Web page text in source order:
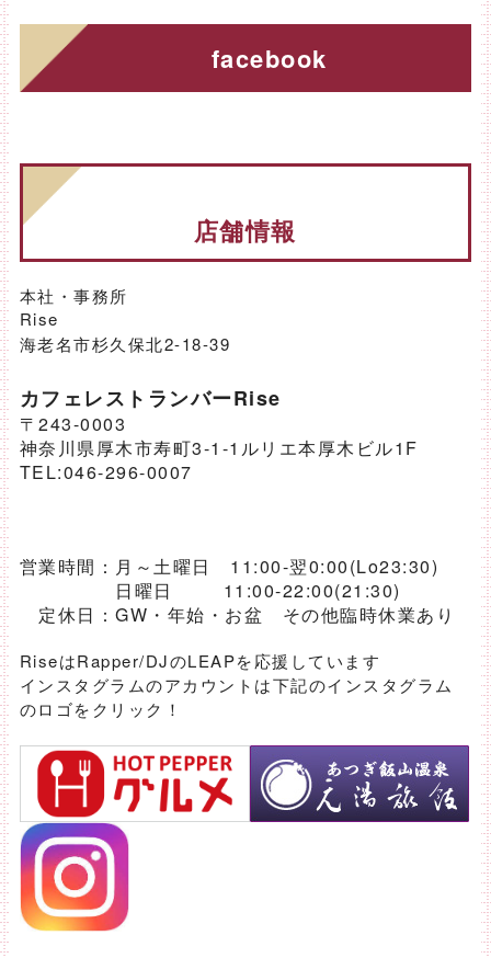
facebook
店舗情報
本社・事務所
Rise
海老名市杉久保北2-18-39
カフェレストランバーRise
〒243-0003
神奈川県厚木市寿町3-1-1ルリエ本厚木ビル1F
TEL:046-296-0007
営業時間：月～土曜日 11:00-翌0:00(Lo23:30)
日曜日 11:00-22:00(21:30)
定休日：GW・年始・お盆 その他臨時休業あり
RiseはRapper/DJのLEAPを応援しています
インスタグラムのアカウントは下記のインスタグラム
のロゴをクリック！